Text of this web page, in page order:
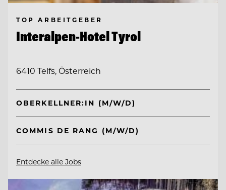
TOP ARBEITGEBER
Interalpen-Hotel Tyrol
6410 Telfs, Österreich
OBERKELLNER:IN (M/W/D)
COMMIS DE RANG (M/W/D)
Entdecke alle Jobs